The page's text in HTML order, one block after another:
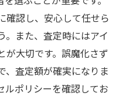
確認し、安心して任せら
。また、査定時にはアイ
が大切です。誤魔化さず
、査定額が確実になりま
ルポリシーを確認してお